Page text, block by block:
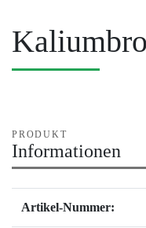
PRODUKT
Informationen
Artikel-Nummer: